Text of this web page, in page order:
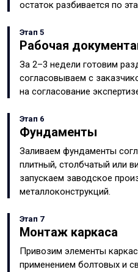
остаток разбивается по
Этап 5
Рабочая
За 2–3 недели готовим
согласовываем с
на согласование
Этап 6
Фундаменты
Заливаем фундаменты
плитный, столбчатый или
запускаем заводское
металлоконструкций.
Этап 7
Монтаж каркаса
Привозим элементы
применением болтовых и